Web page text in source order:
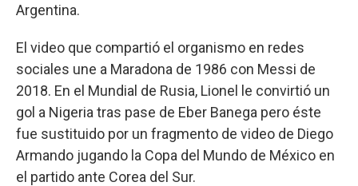
Argentina.
El video que compartió el organismo en redes
sociales une a Maradona de 1986 con Messi de
2018. En el Mundial de Rusia, Lionel le convirtió un
gol a Nigeria tras pase de Eber Banega pero éste
fue sustituido por un fragmento de video de Diego
Armando jugando la Copa del Mundo de México en
el partido ante Corea del Sur.